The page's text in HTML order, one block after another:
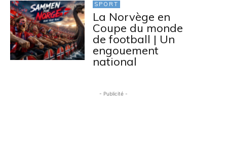
SPORT
La Norvège en
Coupe du monde
de football | Un
engouement
national
- Publicité -